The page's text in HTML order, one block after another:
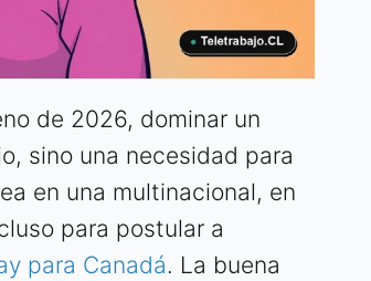
de 2026, dominar un
sino una necesidad para
en una multinacional, en
para postular a
para Canadá. La buena